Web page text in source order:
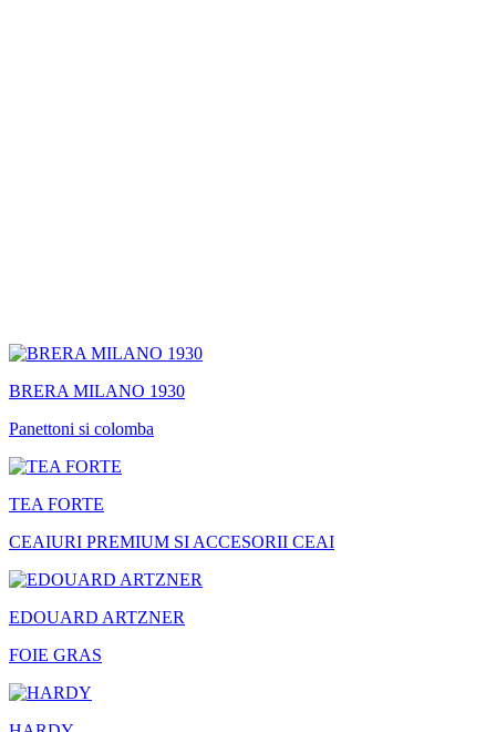
BRERA MILANO 1930
Panettoni si colomba
TEA FORTE
CEAIURI PREMIUM SI ACCESORII CEAI
EDOUARD ARTZNER
FOIE GRAS